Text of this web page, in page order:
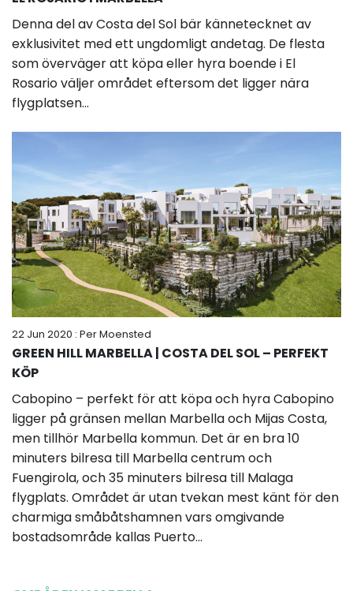
Denna del av Costa del Sol bär kännetecknet av
exklusivitet med ett ungdomligt andetag. De flesta
som överväger att köpa eller hyra boende i El
Rosario väljer området eftersom det ligger nära
flygplatsen...
22 Jun 2020 : Per Moensted
GREEN HILL MARBELLA | COSTA DEL SOL – PERFEKT
KÖP
Cabopino – perfekt för att köpa och hyra Cabopino
ligger på gränsen mellan Marbella och Mijas Costa,
men tillhör Marbella kommun. Det är en bra 10
minuters bilresa till Marbella centrum och
Fuengirola, och 35 minuters bilresa till Malaga
flygplats. Området är utan tvekan mest känt för den
charmiga småbåtshamnen vars omgivande
bostadsområde kallas Puerto...